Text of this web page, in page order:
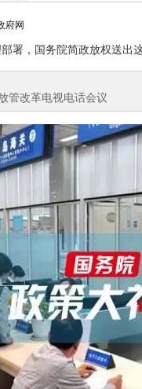
府网
署，国务院简政放权送出
管改革电视电话会议